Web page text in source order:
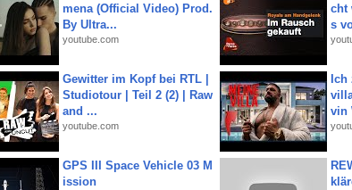
mena (Official Video) Prod.
By Ultra...
youtube.com
cht
s
Gewitter im Kopf bei RTL |
Studiotour | Teil 2 (2) | Raw
and ...
youtube.com
vin
GPS III Space Vehicle 03 M
ission